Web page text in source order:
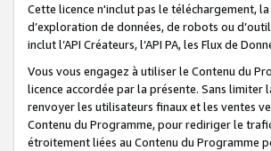
Cette licence n'inclut pas le téléchargement,
d’exploration de données, de robots ou
inclut l’API Créateurs, l’API PA, les Flux de
Vous vous engagez à utiliser le Contenu du
licence accordée par la présente. Sans
renvoyer les utilisateurs finaux et les ventes
Contenu du Programme, pour rediriger le
étroitement liées au Contenu du Programme